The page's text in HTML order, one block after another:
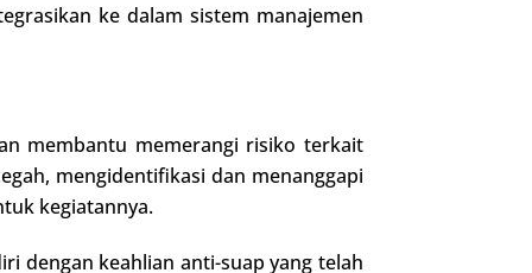
ke dalam sistem manajemen
membantu memerangi risiko terkait
mengidentifikasi dan menanggapi
kegiatannya.
dengan keahlian anti-suap yang telah